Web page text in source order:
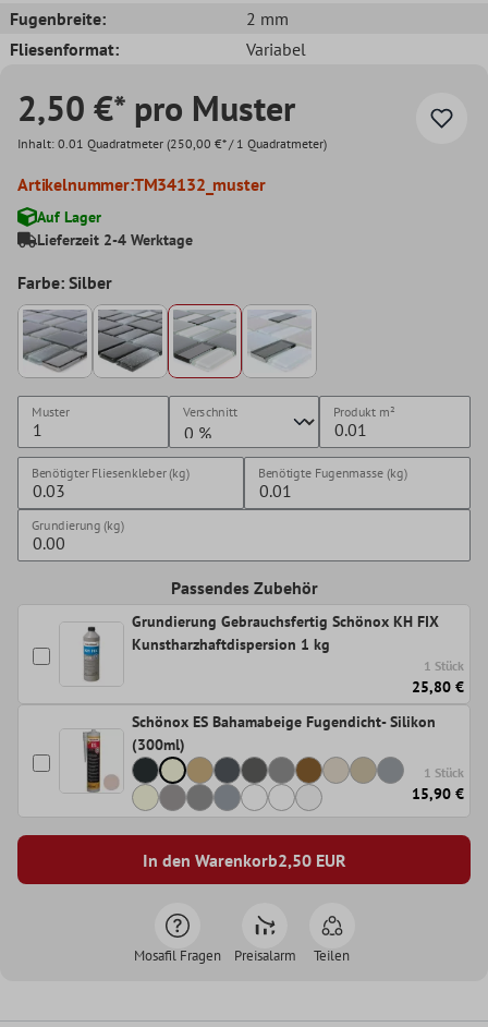
Fugenbreite:
2 mm
Fliesenformat:
Variabel
2,50 €* pro Muster
Inhalt: 0.01 Quadratmeter (250,00 €* / 1 Quadratmeter)
Artikelnummer:TM34132_muster
Auf Lager
Lieferzeit 2-4 Werktage
Farbe: Silber
Muster Verschnitt Produkt m²
Benötigter Fliesenkleber (kg) Benötigte Fugenmasse (kg)
Grundierung (kg)
Passendes Zubehör
Grundierung Gebrauchsfertig Schönox KH FIX
Kunstharzhaftdispersion 1 kg
1 Stück
25,80 €
Schönox ES Bahamabeige Fugendicht- Silikon
(300ml)
1 Stück
15,90 €
In den Warenkorb2,50EUR
Mosafil Fragen Preisalarm Teilen